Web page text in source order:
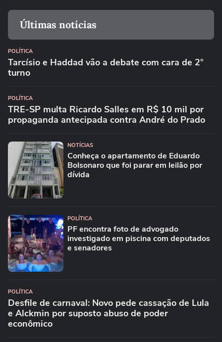
Últimas notícias
POLÍTICA
Tarcísio e Haddad vão a debate com cara de 2°
turno
POLÍTICA
TRE-SP multa Ricardo Salles em R$ 10 mil por
propaganda antecipada contra André do Prado
NOTÍCIAS
Conheça o apartamento de Eduardo
Bolsonaro que foi parar em leilão por
dívida
POLÍTICA
PF encontra foto de advogado
investigado em piscina com deputados
e senadores
POLÍTICA
Desfile de carnaval: Novo pede cassação de Lula
e Alckmin por suposto abuso de poder
econômico